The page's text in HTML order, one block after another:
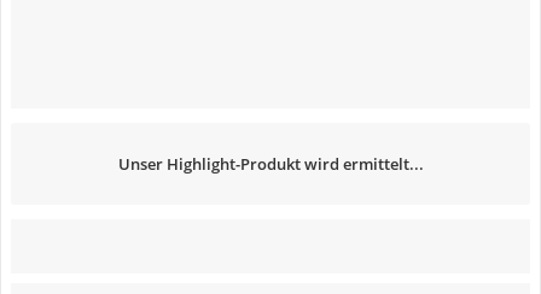
Unser Highlight-Produkt wird ermittelt...